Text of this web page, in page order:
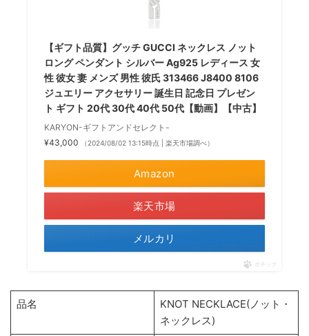
【ギフト品質】グッチ GUCCI ネックレス ノット
ロング ペンダント シルバー Ag925 レディース 女
性 彼女 妻 メンズ 男性 彼氏 313466 J8400 8106
ジュエリー アクセサリー 誕生日 記念日 プレゼン
ト ギフト 20代 30代 40代 50代【動画】【中古】
KARYON-ギフトアンドセレクト-
¥43,000
（2024/08/02 13:15時点 | 楽天市場調べ）
Amazon
楽天市場
メルカリ
ポチップ
品名
KNOT NECKLACE(ノット・
ネックレス)